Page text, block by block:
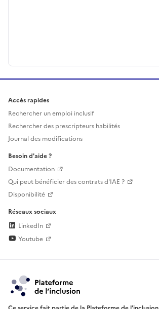
Accès rapides
Rechercher un emploi inclusif
Rechercher des prescripteurs habilités
Journal des modifications
Besoin d'aide ?
Documentation
Qui peut bénéficier des contrats d'IAE ?
Disponibilité
Réseaux sociaux
LinkedIn
Youtube